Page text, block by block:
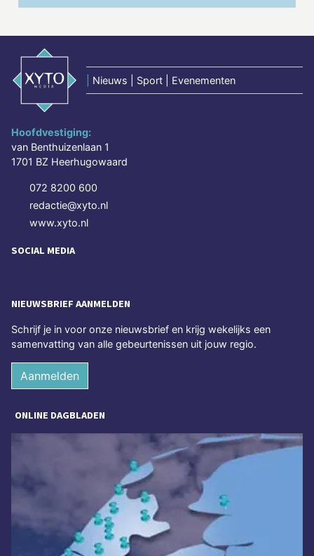
Nieuws | Sport | Evenementen
Hoofdvestiging:
van Benthuizenlaan 1
1701 BZ Heerhugowaard
072 8200 600
redactie@xyto.nl
www.xyto.nl
SOCIAL MEDIA
NIEUWSBRIEF AANMELDEN
Schrijf je in voor onze nieuwsbrief en krijg wekelijks een
samenvatting van alle gebeurtenissen uit jouw regio.
Aanmelden
ONLINE DAGBLADEN